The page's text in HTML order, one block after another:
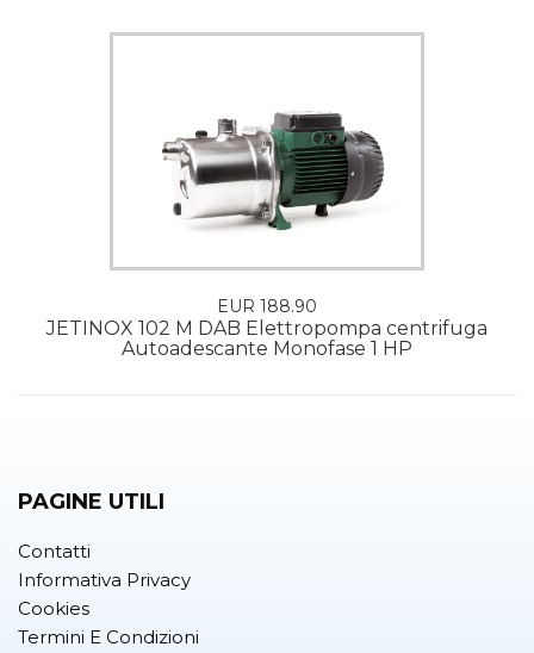
M DAB Elettropompa centrifuga
Monofase 1 HP
JET 132 M
PAGINE UTILI
Contatti
Informativa Privacy
Cookies
Termini E Condizioni